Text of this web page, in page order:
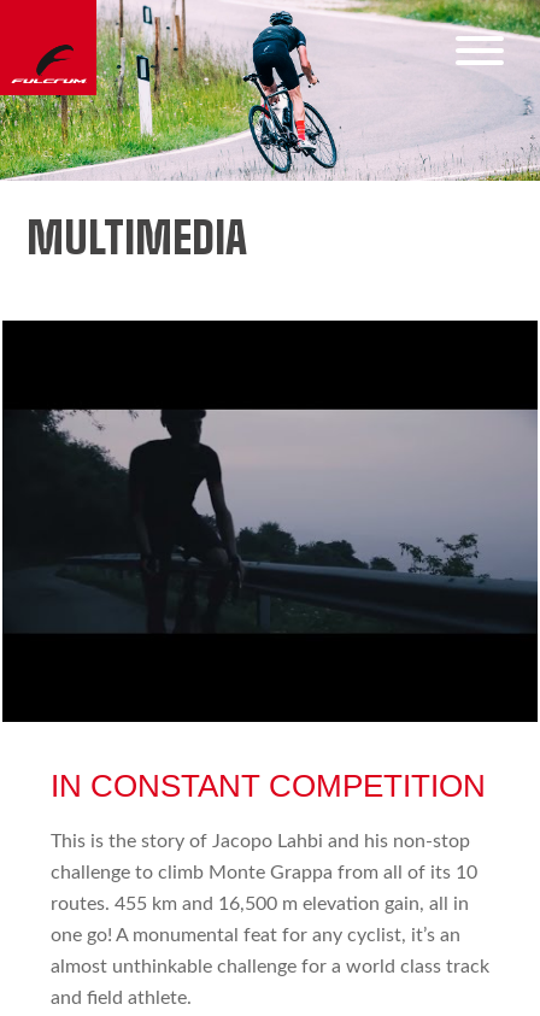
MULTIMEDIA
IN CONSTANT COMPETITION
This is the story of Jacopo Lahbi and his non-stop
challenge to climb Monte Grappa from all of its 10
routes. 455 km and 16,500 m elevation gain, all in
one go! A monumental feat for any cyclist, it’s an
almost unthinkable challenge for a world class track
and field athlete.